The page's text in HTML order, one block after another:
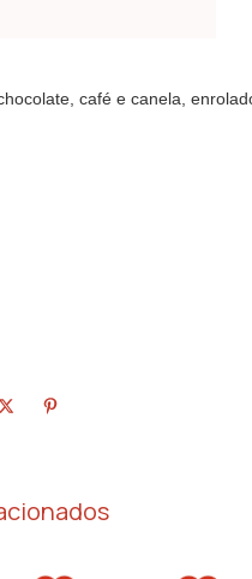
café e canela,